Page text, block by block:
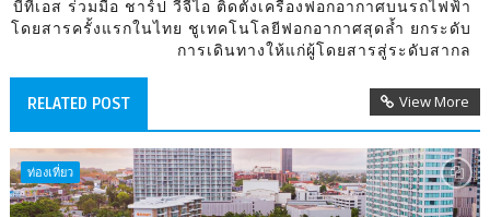
บีทีเอส ร่วมมือ ชาร์ป วีจีไอ ติดตั้งเครื่องฟอกอากาศบนรถไฟฟ้า
โดยสารครั้งแรกในไทย ชูเทคโนโลยีฟอกอากาศสุดล้ำ ยกระดับ
การเดินทางให้แก่ผู้โดยสารสู่ระดับสากล
RELATED POST View More
ท่องเที่ยว